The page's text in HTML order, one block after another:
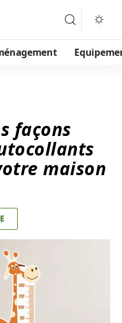
façons
maison